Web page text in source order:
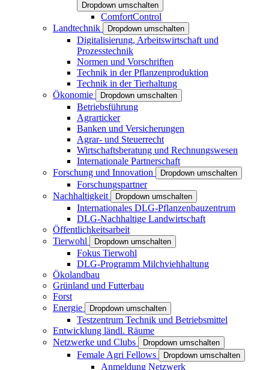
Dropdown umschalten
ComfortControl
Landtechnik
Dropdown umschalten
Digitalisierung, Arbeitswirtschaft und
Prozesstechnik
Normen und Vorschriften
Technik in der Pflanzenproduktion
Technik in der Tierhaltung
Ökonomie
Dropdown umschalten
Betriebsführung
Agrarticker
Banken und Versicherungen
Agrar- und Steuerrecht
Wirtschaftsberatung und Rechnungswesen
Internationale Partnerschaft
Forschung und Innovation
Dropdown umschalten
Forschungspartner
Nachhaltigkeit
Dropdown umschalten
Internationales DLG-Pflanzenbauzentrum
DLG-Nachhaltige Landwirtschaft
Öffentlichkeitsarbeit
Tierwohl
Dropdown umschalten
Fokus Tierwohl
DLG-Programm Milchviehhaltung
Ökolandbau
Grünland und Futterbau
Forst
Energie
Dropdown umschalten
Testzentrum Technik und Betriebsmittel
Entwicklung ländl. Räume
Netzwerke und Clubs
Dropdown umschalten
Female Agri Fellows Dropdown umschalten
Anmeldung Netzwerk